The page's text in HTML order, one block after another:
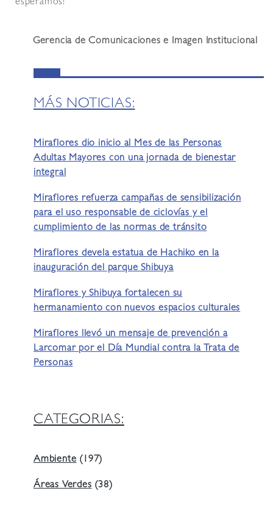
esperamos!
Gerencia de Comunicaciones e Imagen Institucional
MÁS NOTICIAS:
Miraflores dio inicio al Mes de las Personas
Adultas Mayores con una jornada de bienestar
integral
Miraflores refuerza campañas de sensibilización
para el uso responsable de ciclovías y el
cumplimiento de las normas de tránsito
Miraflores devela estatua de Hachiko en la
inauguración del parque Shibuya
Miraflores y Shibuya fortalecen su
hermanamiento con nuevos espacios culturales
Miraflores llevó un mensaje de prevención a
Larcomar por el Día Mundial contra la Trata de
Personas
CATEGORIAS:
Ambiente (197)
Áreas Verdes (38)